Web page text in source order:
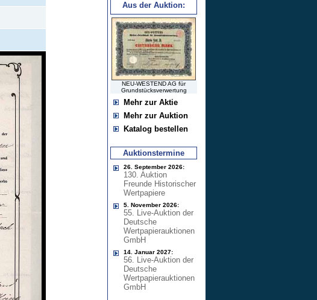
Aus der Auktion:
NEU-WESTEND AG für
Grundstücksverwertung
Mehr zur Aktie
Mehr zur Auktion
Katalog bestellen
Auktionstermine
26. September 2026:
130. Auktion
Freunde Historischer
Wertpapiere
5. November 2026:
55. Live-Auktion der
Deutsche
Wertpapierauktionen
GmbH
14. Januar 2027:
56. Live-Auktion der
Deutsche
Wertpapierauktionen
GmbH